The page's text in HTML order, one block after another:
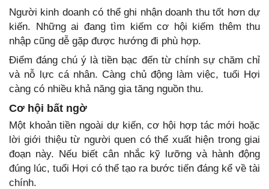
Người kinh doanh có thể ghi nhận doanh thu tốt hơn dự
kiến. Những ai đang tìm kiếm cơ hội kiếm thêm thu
nhập cũng dễ gặp được hướng đi phù hợp.
Điểm đáng chú ý là tiền bạc đến từ chính sự chăm chỉ
và nỗ lực cá nhân. Càng chủ động làm việc, tuổi Hợi
càng có nhiều khả năng gia tăng nguồn thu.
Cơ hội bất ngờ
Một khoản tiền ngoài dự kiến, cơ hội hợp tác mới hoặc
lời giới thiệu từ người quen có thể xuất hiện trong giai
đoạn này. Nếu biết cân nhắc kỹ lưỡng và hành động
đúng lúc, tuổi Hợi có thể tạo ra bước tiến đáng kể về tài
chính.